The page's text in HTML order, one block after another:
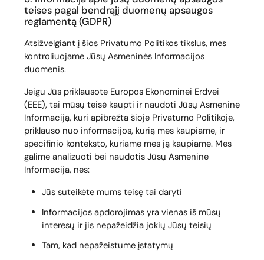
teises pagal bendrąjį duomenų apsaugos
reglamentą (GDPR)
Atsižvelgiant į šios Privatumo Politikos tikslus, mes
kontroliuojame Jūsų Asmeninės Informacijos
duomenis.
Jeigu Jūs priklausote Europos Ekonominei Erdvei
(EEE), tai mūsų teisė kaupti ir naudoti Jūsų Asmeninę
Informaciją, kuri apibrėžta šioje Privatumo Politikoje,
priklauso nuo informacijos, kurią mes kaupiame, ir
specifinio konteksto, kuriame mes ją kaupiame. Mes
galime analizuoti bei naudotis Jūsų Asmenine
Informacija, nes:
Jūs suteikėte mums teisę tai daryti
Informacijos apdorojimas yra vienas iš mūsų
interesų ir jis nepažeidžia jokių Jūsų teisių
Tam, kad nepažeistume įstatymų